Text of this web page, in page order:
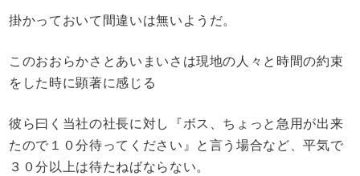
掛かっておいて間違いは無いようだ。
このおおらかさとあいまいさは現地の人々と時間の約束
をした時に顕著に感じる
彼ら曰く当社の社長に対し『ボス、ちょっと急用が出来
たので１０分待ってください』と言う場合など、平気で
３０分以上は待たねばならない。